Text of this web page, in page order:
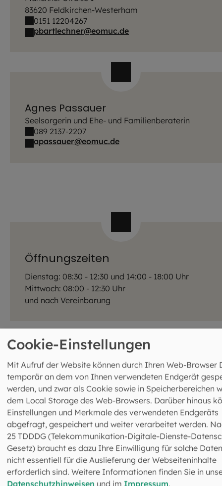
83620 Feldkirchen-Westerham
0151 12204267
pbartlechner@eomuc.de
Agnes Passauer
Seelsorgerin und Ehe- und Familienberaterin
089 2137-2207
apassauer@eomuc.de
Öffnungszeiten
Dienstag: 08:30 - 12:30 und 14:00 - 18:00 Uhr
Mittwoch: 08:00 - 12:30 Uhr
und nach Vereinbarung
Rechnungsanschrift
Erzdiözese München und Freising KdöR
Ressort 6, Bäuerliche Familienberatung
Referenznummer: 10610001
Peter Bartlechner
Postfach 310426
Cookie-Einstellungen
Mit Aufruf der Website können durch Ihren Web-Browser
temporär an dem von Ihnen verwendeten Endgerät
werden, und zwar als Cookie sowie in Speicherbereichen
dem Local Storage des Web-Browsers. Darüber hinaus
Einstellungen und Merkmale des verwendeten Endgeräts
abgefragt, gespeichert und weiter verarbeitet werden.
25 TDDDG (Telekommunikation-Digitale-Dienste-
Gesetz) braucht es dazu Ihre Einwilligung für solche
nicht essentiell für die Auslieferung der Webseiteninhalte
erforderlich sind. Weitere Informationen finden Sie in
Datenschutzhinweisen und im Impressum.